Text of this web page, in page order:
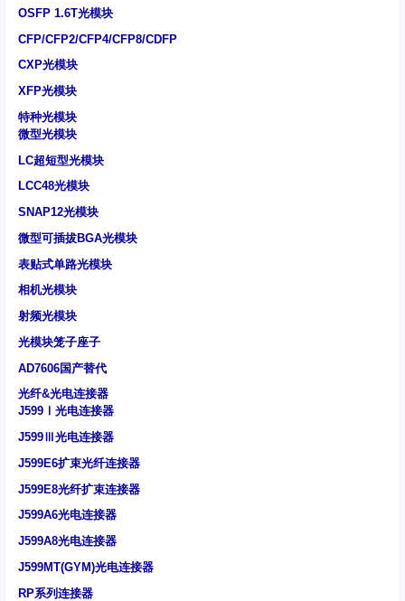
OSFP 1.6T光模块
CFP/CFP2/CFP4/CFP8/CDFP
CXP光模块
XFP光模块
特种光模块
微型光模块
LC超短型光模块
LCC48光模块
SNAP12光模块
微型可插拔BGA光模块
表贴式单路光模块
相机光模块
射频光模块
光模块笼子座子
AD7606国产替代
光纤&光电连接器
J599Ⅰ光电连接器
J599Ⅲ光电连接器
J599E6扩束光纤连接器
J599E8光纤扩束连接器
J599A6光电连接器
J599A8光电连接器
J599MT(GYM)光电连接器
RP系列连接器